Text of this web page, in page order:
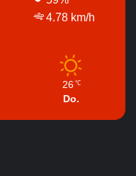
4.78 km/h
26 ℃
Do.